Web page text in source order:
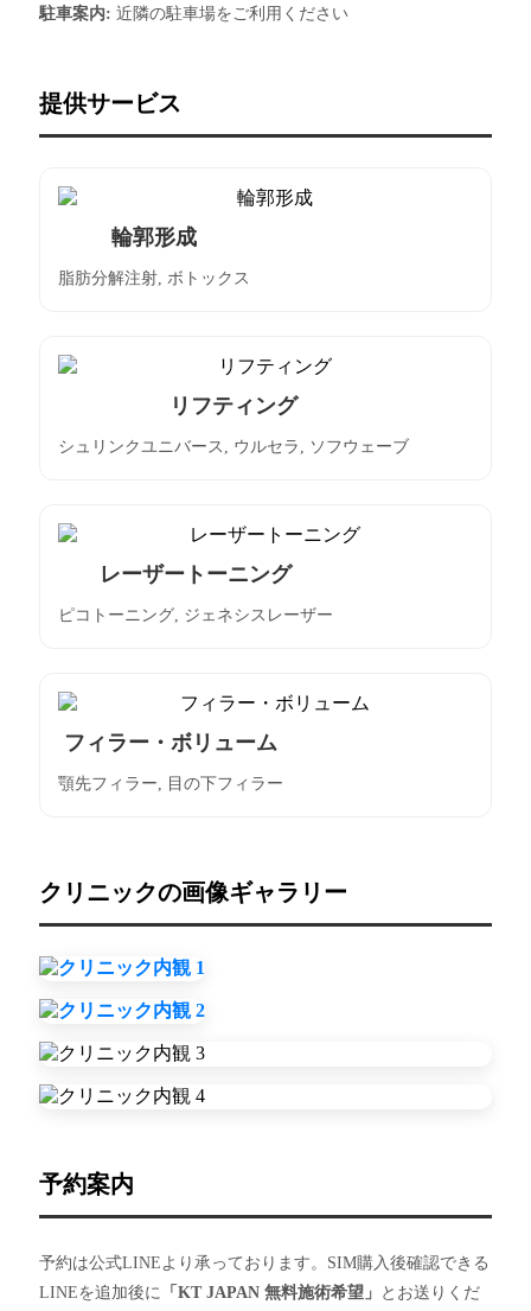
駐車案内: 近隣の駐車場をご利用ください
提供サービス
輪郭形成
脂肪分解注射, ボトックス
リフティング
シュリンクユニバース, ウルセラ, ソフウェーブ
レーザートーニング
ピコトーニング, ジェネシスレーザー
フィラー・ボリューム
顎先フィラー, 目の下フィラー
クリニックの画像ギャラリー
予約案内
予約は公式LINEより承っております。SIM購入後確認できる
LINEを追加後に
「KT JAPAN 無料施術希望」 とお送りくだ